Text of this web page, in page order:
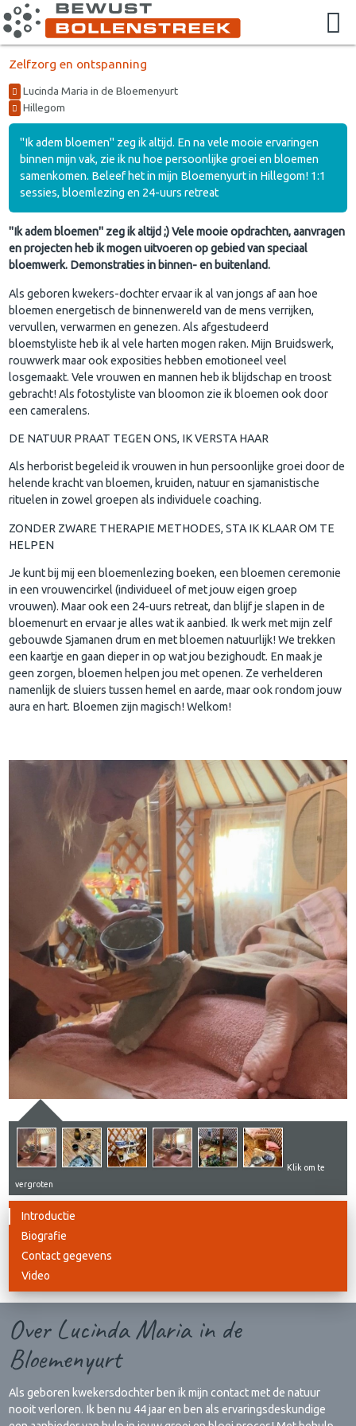
Zelfzorg en ontspanning
Lucinda Maria in de Bloemenyurt
Hillegom
"Ik adem bloemen" zeg ik altijd. En na vele mooie ervaringen
binnen mijn vak, zie ik nu hoe persoonlijke groei en bloemen
samenkomen. Beleef het in mijn Bloemenyurt in Hillegom! 1:1
sessies, bloemlezing en 24-uurs retreat
"Ik adem bloemen" zeg ik altijd ;) Vele mooie opdrachten, aanvragen
en projecten heb ik mogen uitvoeren op gebied van speciaal
bloemwerk. Demonstraties in binnen- en buitenland.
Als geboren kwekers-dochter ervaar ik al van jongs af aan hoe
bloemen energetisch de binnenwereld van de mens verrijken,
vervullen, verwarmen en genezen. Als afgestudeerd
bloemstyliste heb ik al vele harten mogen raken. Mijn Bruidswerk,
rouwwerk maar ook exposities hebben emotioneel veel
losgemaakt. Vele vrouwen en mannen heb ik blijdschap en troost
gebracht! Als fotostyliste van bloomon zie ik bloemen ook door
een cameralens.
DE NATUUR PRAAT TEGEN ONS, IK VERSTA HAAR
Als herborist begeleid ik vrouwen in hun persoonlijke groei door de
helende kracht van bloemen, kruiden, natuur en sjamanistische
rituelen in zowel groepen als individuele coaching.
ZONDER ZWARE THERAPIE METHODES, STA IK KLAAR OM TE
HELPEN
Je kunt bij mij een bloemenlezing boeken, een bloemen ceremonie
in een vrouwencirkel (individueel of met jouw eigen groep
vrouwen). Maar ook een 24-uurs retreat, dan blijf je slapen in de
bloemenurt en ervaar je alles wat ik aanbied. Ik werk met mijn zelf
gebouwde Sjamanen drum en met bloemen natuurlijk! We trekken
een kaartje en gaan dieper in op wat jou bezighoudt. En maak je
geen zorgen, bloemen helpen jou met openen. Ze verhelderen
namenlijk de sluiers tussen hemel en aarde, maar ook rondom jouw
aura en hart. Bloemen zijn magisch! Welkom!
Klik om te
vergroten
Introductie
Biografie
Contact gegevens
Video
Over Lucinda Maria in de
Bloemenyurt
Als geboren kwekersdochter ben ik mijn contact met de natuur
nooit verloren. Ik ben nu 44 jaar en ben als ervaringsdeskundige